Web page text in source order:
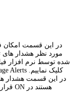
در این قسمت امکان
شده توسط نرم افزار
در این قسمت هشدار